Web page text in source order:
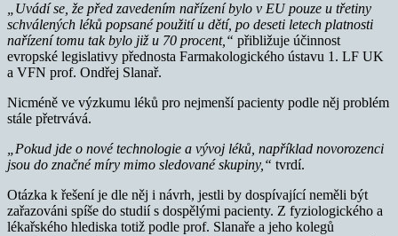
„Uvádí se, že před zavedením nařízení bylo v EU pouze u třetiny
schválených léků popsané použití u dětí, po deseti letech platnosti
nařízení tomu tak bylo již u 70 procent,“ přibližuje účinnost
evropské legislativy přednosta Farmakologického ústavu 1. LF UK
a VFN prof. Ondřej Slanař.
Nicméně ve výzkumu léků pro nejmenší pacienty podle něj problém
stále přetrvává.
„Pokud jde o nové technologie a vývoj léků, například novorozenci
jsou do značné míry mimo sledované skupiny,“ tvrdí.
Otázka k řešení je dle něj i návrh, jestli by dospívající neměli být
zařazováni spíše do studií s dospělými pacienty. Z fyziologického a
lékařského hlediska totiž podle prof. Slanaře a jeho kolegů